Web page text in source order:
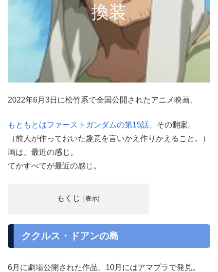
換装
2022年6月3日に松竹系で全国公開されたアニメ映画。
もともとはファーストガンダムの第15話。 その翻案。
（前人が作っておいた趣意を言いかえ作りかえること。）
画は、最近の感じ。
てかすべてが最近の感じ。
もくじ
ククルス・ドアンの島
6月に劇場公開された作品。10月にはアマプラで発見。